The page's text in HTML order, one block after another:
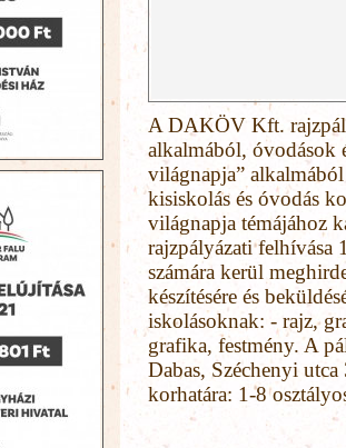
A DAKÖV Kft.
alkalmából, óvodások
világnapja”
kisiskolás és óvodás
világnapja témájához
rajzpályázati felhívása
számára kerül
készítésére és
iskolásoknak: - rajz,
grafika, festmény. A
Dabas, Széchenyi
korhatára: 1-8